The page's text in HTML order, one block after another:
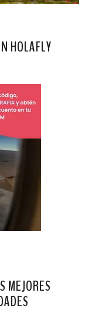
HOLAFLY
MEJORES